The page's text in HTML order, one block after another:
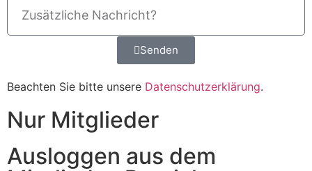
Senden
Beachten Sie bitte unsere Datenschutzerklärung.
Nur Mitglieder
Ausloggen aus dem